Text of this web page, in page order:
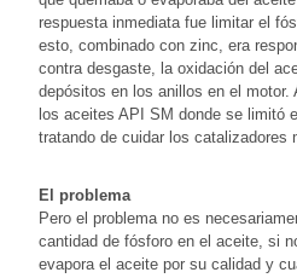
respuesta inmediata fue limitar el
esto, combinado con zinc, era
contra desgaste, la oxidación del
depósitos en los anillos en el
los aceites API SM donde se limitó
tratando de cuidar los catalizadores
El problema
Pero el problema no es
cantidad de fósforo en el aceite, si
evapora el aceite por su calidad y